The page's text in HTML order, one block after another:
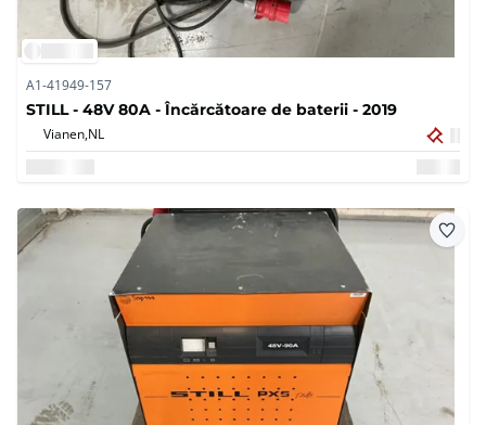
A1-41949-157
STILL - 48V 80A - Încărcătoare de baterii - 2019
Vianen,NL